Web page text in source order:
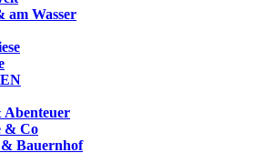
am Wasser
& Co
Bauernhof